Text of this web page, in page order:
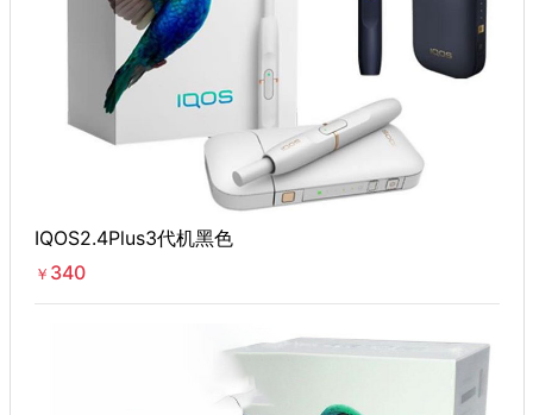
IQOS2.4Plus3代机黑色
￥ 340